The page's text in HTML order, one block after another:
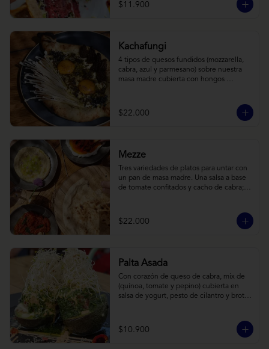
$11.900
Kachafungi
4 tipos de quesos fundidos (mozzarella,
cabra, azul y parmesano) sobre nuestra
masa madre cubierta con hongos
frescas y pequeños toques de
chimichurri.
$22.000
Mezze
Tres variedades de platos para untar con
un pan de masa madre. Una salsa a base
de tomate confitados y cacho de cabra;
cebollas horneadas largamente, con
toques de aceite asiático sobre cama de
$22.000
Palta Asada
Con corazón de queso de cabra, mix de
(quínoa, tomate y pepino) cubierta en
salsa de yogurt, pesto de cilantro y brotes
$10.900